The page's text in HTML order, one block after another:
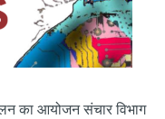
का आयोजन संचार विभाग